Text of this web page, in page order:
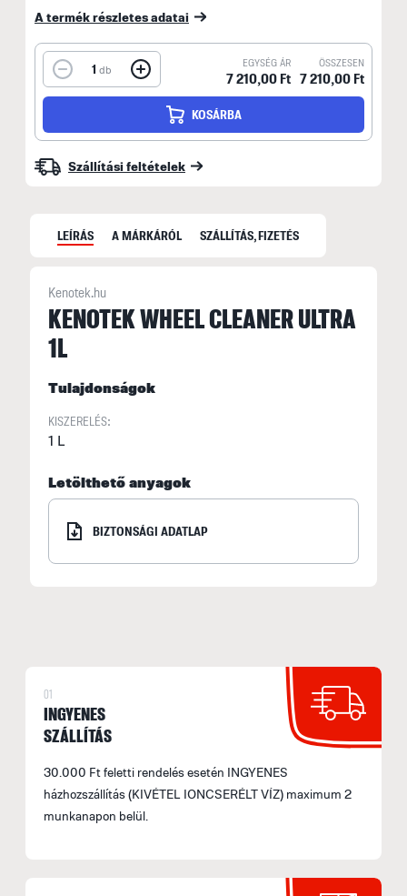
A termék részletes adatai
1 db
EGYSÉG ÁR
7 210,00 Ft
ÖSSZESEN
7 210,00 Ft
KOSÁRBA
Szállítási feltételek
LEÍRÁS A MÁRKÁRÓL SZÁLLÍTÁS, FIZETÉS
Kenotek.hu
KENOTEK WHEEL CLEANER ULTRA
1L
Tulajdonságok
KISZERELÉS:
1 L
Letölthető anyagok
BIZTONSÁGI ADATLAP
01
INGYENES
SZÁLLÍTÁS
30.000 Ft feletti rendelés esetén INGYENES
házhozszállítás (KIVÉTEL IONCSERÉLT VÍZ) maximum 2
munkanapon belül.